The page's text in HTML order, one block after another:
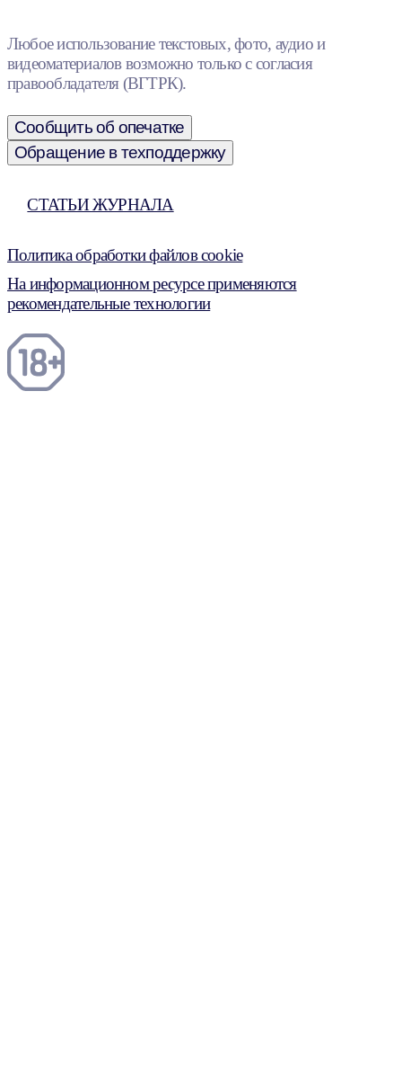
Любое использование текстовых, фото, аудио и
видеоматериалов возможно только с согласия
правообладателя (ВГТРК).
Сообщить об опечатке
Обращение в техподдержку
СТАТЬИ ЖУРНАЛА
Политика обработки файлов cookie
На информационном ресурсе применяются
рекомендательные технологии